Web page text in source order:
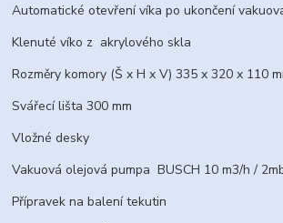
Automatické otevření víka po ukončení
Klenuté víko z akrylového skla
Rozměry komory (Š x H x V) 335 x 320 x 110
Svářecí lišta 300 mm
Vložné desky
Vakuová olejová pumpa BUSCH 10 m3/h /
Přípravek na balení tekutin